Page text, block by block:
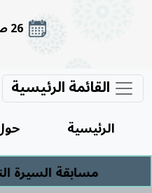
26 صفر 1448 هـ
القائمة الرئيسية
الرئيسية
مسابقة السيرة